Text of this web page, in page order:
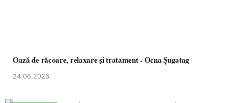
Oază de răcoare, relaxare și tratament - Ocna Șugatag
24.06.2026